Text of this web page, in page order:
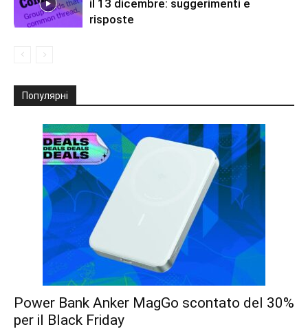
il 13 dicembre: suggerimenti e
risposte
Популярні
Power Bank Anker MagGo scontato del 30%
per il Black Friday